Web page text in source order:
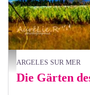
Aurélie Rubio
ARGELES SUR MER